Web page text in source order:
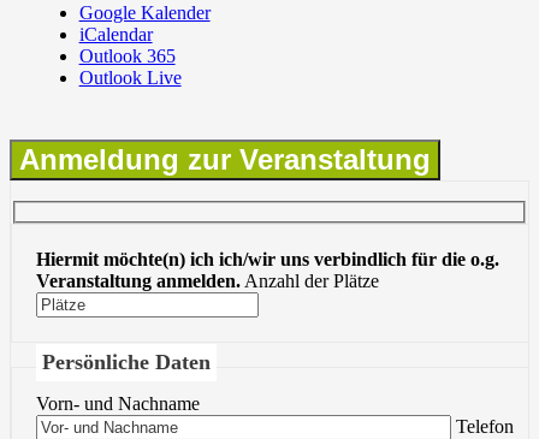
Google Kalender
iCalendar
Outlook 365
Outlook Live
Anmeldung zur Veranstaltung
Hiermit möchte(n) ich ich/wir uns verbindlich für die o.g.
Veranstaltung anmelden. Anzahl der Plätze
Persönliche Daten
Vorn- und Nachname
Bitte lasse
Telefon